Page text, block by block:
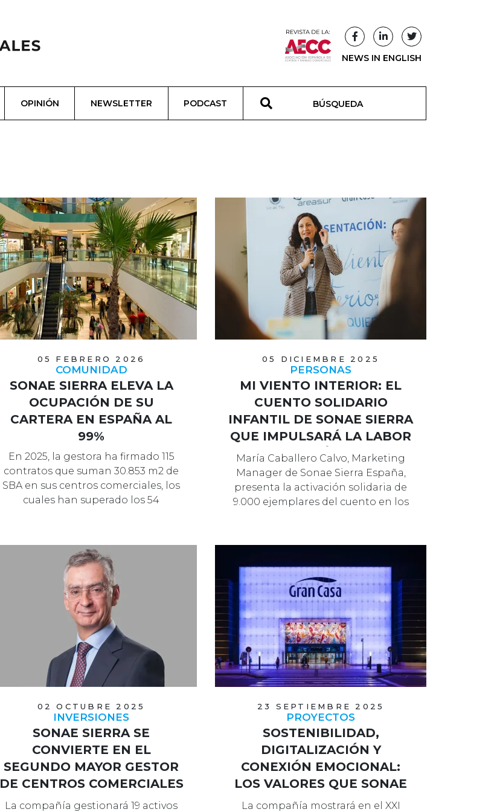
NEWS IN ENGLISH
OPINIÓN NEWSLETTER PODCAST
05 FEBRERO 2026
COMUNIDAD
SONAE SIERRA ELEVA LA
OCUPACIÓN DE SU
CARTERA EN ESPAÑA AL
99%
En 2025, la gestora ha firmado 115
contratos que suman 30.853 m2 de
SBA en sus centros comerciales, los
cuales han superado los 54
05 DICIEMBRE 2025
PERSONAS
MI VIENTO INTERIOR: EL
CUENTO SOLIDARIO
INFANTIL DE SONAE SIERRA
QUE IMPULSARÁ LA LABOR
DE FUNDACIÓN ALADINA
María Caballero Calvo, Marketing
Manager de Sonae Sierra España,
presenta la activación solidaria de
9.000 ejemplares del cuento en los
02 OCTUBRE 2025
INVERSIONES
SONAE SIERRA SE
CONVIERTE EN EL
SEGUNDO MAYOR GESTOR
DE CENTROS COMERCIALES
EN ALEMANIA
La compañía gestionará 19 activos
23 SEPTIEMBRE 2025
PROYECTOS
SOSTENIBILIDAD,
DIGITALIZACIÓN Y
CONEXIÓN EMOCIONAL:
LOS VALORES QUE SONAE
SIERRA LLEVA AL XXI
La compañía mostrará en el XXI